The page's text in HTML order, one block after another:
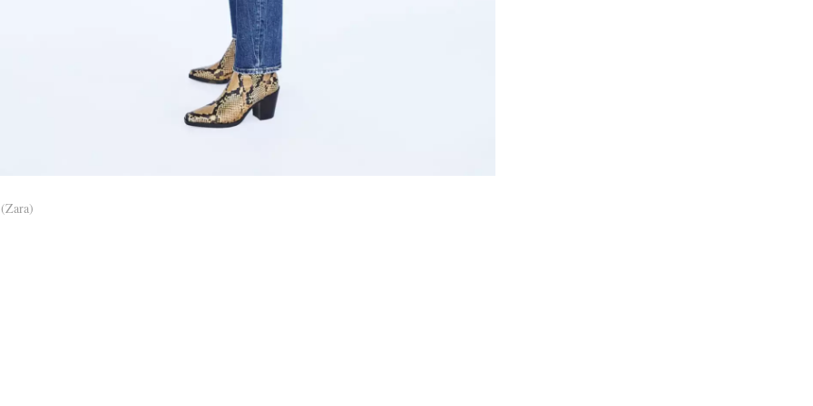
(Zara)